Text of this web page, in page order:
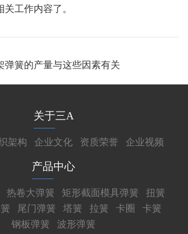
工作内容了。
弹簧的产量与这些因素有关
关于三A
架构 企业文化 资质荣誉 企业视频
产品中心
热卷大弹簧 矩形截面模具弹簧
扭簧
尾门弹簧 塔簧 拉簧 卡圈
卡簧
钢板弹簧
波形弹簧